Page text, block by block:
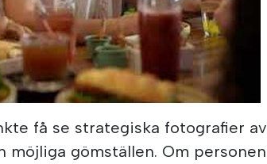
Portugal in Focus: Breaking News, Travel Buzz & The Top Stories Making Headlines
få se strategiska fotografier av
möjliga gömställen. Om personen